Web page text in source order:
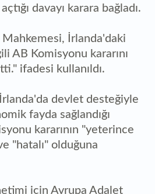
davayı karara bağladı.
İrlanda'daki
AB Komisyonu kararını
ifadesi kullanıldı.
devlet desteğiyle
fayda sağlandığı
kararının "yeterince
"hatalı" olduğuna
için Avrupa Adalet